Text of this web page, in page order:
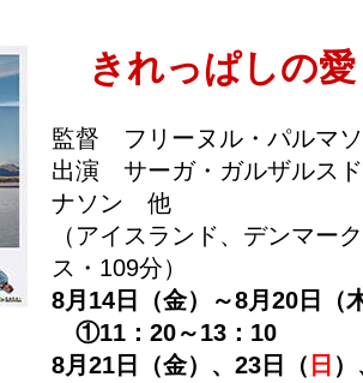
きれっぱしの愛
監督 フリーヌル・パルマ
出演 サーガ・ガルザルス
ナソン 他
（アイスランド、デンマー
ス・109分）
8月14日（金）～8月20日（
①11：20～13：10
8月21日（金）、23日（ 日